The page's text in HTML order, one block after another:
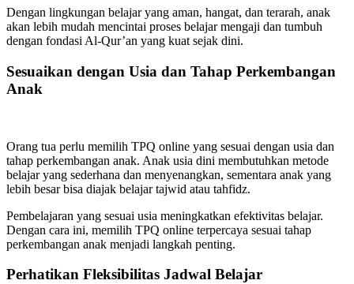
Dengan lingkungan belajar yang aman, hangat, dan terarah, anak
akan lebih mudah mencintai proses belajar mengaji dan tumbuh
dengan fondasi Al-Qur’an yang kuat sejak dini.
Sesuaikan dengan Usia dan Tahap Perkembangan
Anak
Orang tua perlu memilih TPQ online yang sesuai dengan usia dan
tahap perkembangan anak. Anak usia dini membutuhkan metode
belajar yang sederhana dan menyenangkan, sementara anak yang
lebih besar bisa diajak belajar tajwid atau tahfidz.
Pembelajaran yang sesuai usia meningkatkan efektivitas belajar.
Dengan cara ini, memilih TPQ online terpercaya sesuai tahap
perkembangan anak menjadi langkah penting.
Perhatikan Fleksibilitas Jadwal Belajar